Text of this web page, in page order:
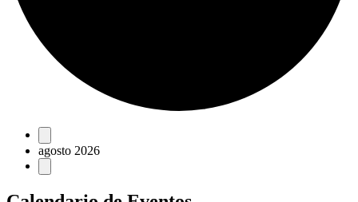
Eventos
agosto 2026